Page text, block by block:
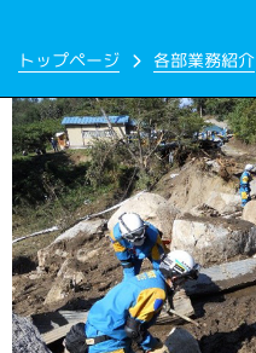
トップページ 各部業務紹介